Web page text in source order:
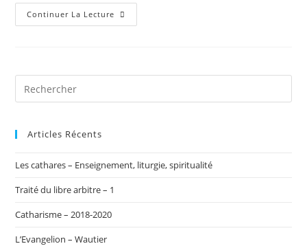
Continuer La Lecture Pauliciens,
Bulgares
Orient
Occident…-
Articles Récents
Les cathares – Enseignement, liturgie, spiritualité
Traité du libre arbitre – 1
Catharisme – 2018-2020
L’Evangelion – Wautier